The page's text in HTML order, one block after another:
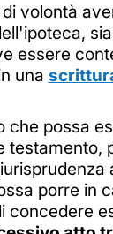
volontà
essere
una
che possa
testamento,
porre in
concedere